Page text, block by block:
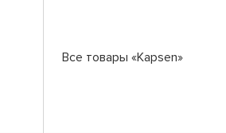
Все товары «Kapsen»